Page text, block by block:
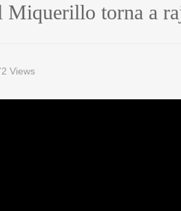
Miquerillo torna a
Views